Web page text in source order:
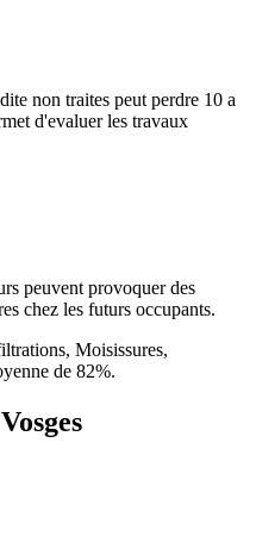
non traites peut perdre 10 a
d'evaluer les travaux
peuvent provoquer des
chez les futurs occupants.
Moisissures,
de 82%.
Vosges